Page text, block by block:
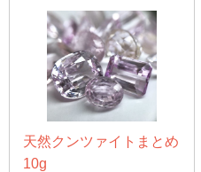
天然クンツァイトまとめ
10g